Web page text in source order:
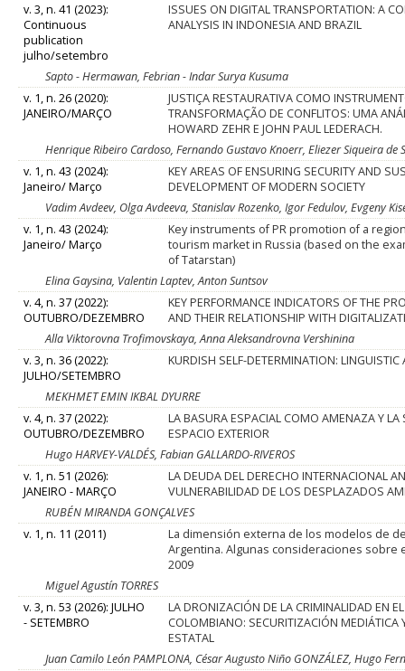
v. 3, n. 41 (2023):
Continuous
publication
julho/setembro
ISSUES ON DIGITAL TRANSPORTATION: A
ANALYSIS IN INDONESIA AND BRAZIL
Sapto - Hermawan, Febrian - Indar Surya Kusuma
v. 1, n. 26 (2020):
JANEIRO/MARÇO
JUSTIÇA RESTAURATIVA COMO
TRANSFORMAÇÃO DE CONFLITOS: UMA
HOWARD ZEHR E JOHN PAUL LEDERACH.
Henrique Ribeiro Cardoso, Fernando Gustavo Knoerr, Eliezer Siqueira de
v. 1, n. 43 (2024):
Janeiro/ Março
KEY AREAS OF ENSURING SECURITY AND
DEVELOPMENT OF MODERN SOCIETY
Vadim Avdeev, Olga Avdeeva, Stanislav Rozenko, Igor Fedulov, Evgeny
v. 1, n. 43 (2024):
Janeiro/ Março
Key instruments of PR promotion of a
tourism market in Russia (based on the
of Tatarstan)
Elina Gaysina, Valentin Laptev, Anton Suntsov
v. 4, n. 37 (2022):
OUTUBRO/DEZEMBRO
KEY PERFORMANCE INDICATORS OF THE
AND THEIR RELATIONSHIP WITH
Alla Viktorovna Trofimovskaya, Anna Aleksandrovna Vershinina
v. 3, n. 36 (2022):
JULHO/SETEMBRO
KURDISH SELF-DETERMINATION: LINGUISTIC
MEKHMET EMIN IKBAL DYURRE
v. 4, n. 37 (2022):
OUTUBRO/DEZEMBRO
LA BASURA ESPACIAL COMO AMENAZA Y LA
ESPACIO EXTERIOR
Hugo HARVEY-VALDÉS, Fabian GALLARDO-RIVEROS
v. 1, n. 51 (2026):
JANEIRO - MARÇO
LA DEUDA DEL DERECHO INTERNACIONAL
VULNERABILIDAD DE LOS DESPLAZADOS
RUBÉN MIRANDA GONÇALVES
v. 1, n. 11 (2011)
La dimensión externa de los modelos de
Argentina. Algunas consideraciones sobre
2009
Miguel Agustín TORRES
v. 3, n. 53 (2026): JULHO
- SETEMBRO
LA DRONIZACIÓN DE LA CRIMINALIDAD EN
COLOMBIANO: SECURITIZACIÓN MEDIÁTICA
ESTATAL
Juan Camilo León PAMPLONA, César Augusto Niño GONZÁLEZ, Hugo